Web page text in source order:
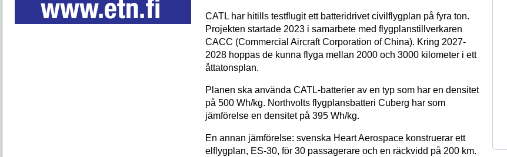
CATL har hitills testflugit ett batteridrivet civilflygplan på fyra ton.
Projekten startade 2023 i samarbete med flygplanstillverkaren
CACC (Commercial Aircraft Corporation of China). Kring 2027-
2028 hoppas de kunna flyga mellan 2000 och 3000 kilometer i ett
åttatonsplan.
Planen ska använda CATL-batterier av en typ som har en densitet
på 500 Wh/kg. Northvolts flygplansbatteri Cuberg har som
jämförelse en densitet på 395 Wh/kg.
En annan jämförelse: svenska Heart Aerospace konstruerar ett
elflygplan, ES-30, för 30 passagerare och en räckvidd på 200 km.